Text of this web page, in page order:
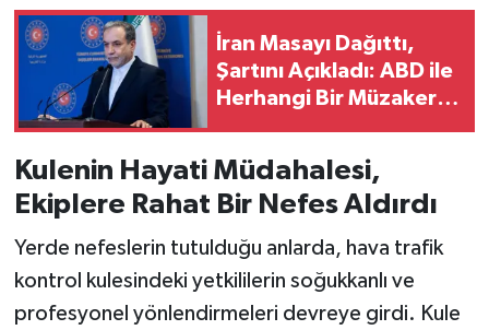
İran Masayı Dağıttı,
Şartını Açıkladı: ABD ile
Herhangi Bir Müzakere
Kulenin Hayati Müdahalesi,
Ekiplere Rahat Bir Nefes Aldırdı
Yerde nefeslerin tutulduğu anlarda, hava trafik
kontrol kulesindeki yetkililerin soğukkanlı ve
profesyonel yönlendirmeleri devreye girdi. Kule